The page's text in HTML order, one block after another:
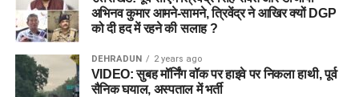
अभिनव कुमार आमने-सामने, त्रिवेंद्र ने आखिर क्यों DGP
को दी हद में रहने की सलाह ?
DEHRADUN 2 years ago
VIDEO: सुबह मॉर्निंग वॉक पर हाइवे पर निकला हाथी, पूर्व
सैनिक घयाल, अस्पताल में भर्ती